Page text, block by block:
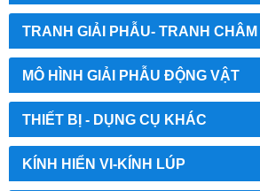
TRANH GIẢI PHẪU- TRANH
MÔ HÌNH GIẢI PHẪU ĐỘNG VẬT
THIẾT BỊ - DỤNG CỤ KHÁC
KÍNH HIỂN VI-KÍNH LÚP